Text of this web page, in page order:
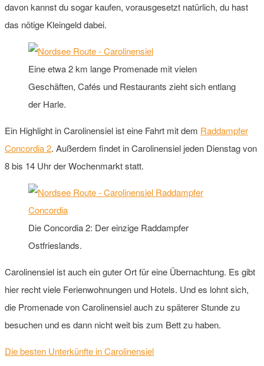
davon kannst du sogar kaufen, vorausgesetzt natürlich, du hast
das nötige Kleingeld dabei.
Eine etwa 2 km lange Promenade mit vielen
Geschäften, Cafés und Restaurants zieht sich entlang
der Harle.
Ein Highlight in Carolinensiel ist eine Fahrt mit dem Raddampfer
Concordia 2. Außerdem findet in Carolinensiel jeden Dienstag von
8 bis 14 Uhr der Wochenmarkt statt.
Die Concordia 2: Der einzige Raddampfer
Ostfrieslands.
Carolinensiel ist auch ein guter Ort für eine Übernachtung. Es gibt
hier recht viele Ferienwohnungen und Hotels. Und es lohnt sich,
die Promenade von Carolinensiel auch zu späterer Stunde zu
besuchen und es dann nicht weit bis zum Bett zu haben.
Die besten Unterkünfte in Carolinensiel